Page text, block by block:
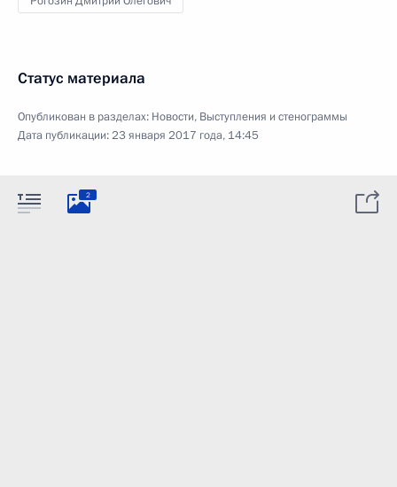
Статус материала
Опубликован в разделах: Новости, Выступления и стенограммы
Дата публикации:23 января 2017 года, 14:45
2